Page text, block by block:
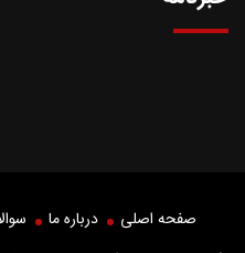
صفحه اصلی درباره ما